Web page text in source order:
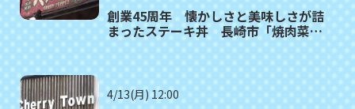
創業45周年 懐かしさと美味しさが詰
まったステーキ丼 長崎市「焼肉菜館
4/13(月) 12:00